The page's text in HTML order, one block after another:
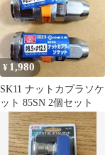
¥ 1,980
SK11 ナットカプラソケ
ット 85SN 2個セット